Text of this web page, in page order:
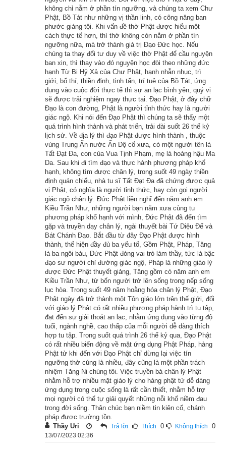
đến chỗ cậu bé. Cậu biết các thầy đến nhưng cứ nằm lỳ
chẳng chịu dậy, huống gì nói đến chuyện mời các thầy ngồi.
Ông trưởng giả thấy như vậy thì trong lòng buồn khổ, âu sầu
Khi ấy, đức Thế Tôn dùng tâm đại bi thương xót mà quán sát
hết thảy chúng sanh, thường đến những nơi khổ não mà
thuyết pháp độ sinh. Phật thấy ông trưởng giả vì thương con
mà âu sầu, khổ não, liền cùng với chư tỳ-kheo đi đến nhà ấy.
Khi Phật vừa bước vào nhà thì cậu bé lười nhác bỗng nhiên
vùng dậy, lấy ghế mời Phật ngồi. Cậu đối trước Phật lễ bái rồi
đứng hầu sang một bên.
Phật liền vì cậu bé mà thuyết pháp cho nghe, lại quở trách sự
lười nhác của cậu. Cậu bé nghe rồi tự biết hối cải, sanh lòng
tin sâu, kính ngưỡng Phật.
Bấy giờ, Phật trao cho cậu bé một cây gậy quý bằng gỗ
chiên-đàn, nói rằng: “Nếu ngươi chịu phát khởi lòng tinh tấn
chuyên cần, dùng gậy này mà gõ xuống, sẽ phát ra âm thanh
hay lạ. Người nghe được âm thanh ấy, có thể nhìn thấy trân
bảo, châu báu ẩn chứa trong lòng đất.”
Cậu bé nghe lời Phật dạy thì liền làm theo. Cậu lấy gậy mà gõ
xuống đất, nghe được những âm thanh hay lạ, nghe rồi liền
nhìn thấy được những trân bảo, châu báu nằm sâu trong lòng
đất. Cậu thấy được như vậy rồi thì hết sức vui mừng, liền tự
nghĩ rằng: “Ta nghe lời dạy của đức Thế Tôn, chỉ mới siêng
năng dụng công đôi chút mà đã được sự lợi ích chưa từng có,
huống hồ hết lòng siêng năng, chuyên cần mà làm việc.” Nghĩ
như vậy rồi, ít lâu sau cậu liền quyết định sẽ khởi sự lên
đường ra biển mà tìm trân bảo, châu báu. Vị thiếu niên ấy
truyền rao khắp thành Xá-vệ tuyển mộ người theo mình cùng
đi ra biển tìm trân bảo. Chàng tìm được rất nhiều châu báu, lại
không chỉ nằm ở phần tín ngưỡng, và chúng ta xem Chư
Phật, Bồ Tát như những vị thần linh, có công năng ban
phước giáng tội. Khi vấn đề thờ Phật được hiểu một
cách thực tế hơn, thì thờ không còn nằm ở phần tín
ngưỡng nữa, mà trở thành giá trị Đạo Đức học. Nếu
chúng ta thay đổi tư duy về việc thờ Phật để cầu nguyện
ban xin, thì thay vào đó nguyện học đòi theo những đức
hạnh Từ Bi Hỷ Xả của Chư Phật, hạnh nhẫn nhục, trì
giới, bố thí, thiền định, tinh tấn, trí tuệ của Bồ Tát, ứng
dụng vào cuộc đời thực tế thì sự an lạc bình yên, quý vị
sẽ được trải nghiệm ngay thực tại. Đạo Phật, ở đây chữ
Đạo là con đường, Phật là người tỉnh thức hay là người
giác ngộ. Khi nói đến Đạo Phật thì chúng ta sẽ thấy một
quá trình hình thành và phát triển, trải dài suốt 26 thế kỷ
lịch sử. Về địa lý thì đạo Phật được hình thành , thuộc
vùng Trung Ấn nước Ấn Độ cổ xưa, có một người tên là
Tất Đạt Đa, con của Vua Tịnh Phạm, mẹ là hoàng hậu Ma
Da. Sau khi đi tìm đạo và thực hành phương pháp khổ
hạnh, không tìm được chân lý, trong suốt 49 ngày thiền
định quán chiếu, nhà tu sĩ Tất Đạt Đa đã chứng được quả
vị Phật, có nghĩa là người tỉnh thức, hay còn gọi người
giác ngộ chân lý. Đức Phật liền nghĩ đến năm anh em
Kiều Trần Như, những người bạn năm xưa cùng tu
phương pháp khổ hạnh với mình, Đức Phật đã đến tìm
gặp và truyền dạy chân lý, ngài thuyết bài Tứ Diệu Đế và
Bát Chánh Đạo. Bắt đầu từ đây Đạo Phật được hình
thành, thể hiện đầy đủ ba yếu tố, Gồm Phật, Pháp, Tăng
là ba ngôi báu, Đức Phật đóng vai trò làm thầy, tức là bậc
đạo sư người chỉ đường giác ngộ, Pháp là những giáo lý
được Đức Phật thuyết giảng, Tăng gồm có năm anh em
Kiều Trần Như, từ bốn người trở lên sống trong nếp sống
lục hòa. Trong suốt 49 năm hoằng hóa chân lý Phật, Đạo
Phật ngày đã trở thành một Tôn giáo lớn trên thế giới, đối
với giáo lý Phật có rất nhiều phương pháp hành trì tu tập,
đạt đến sự giải thoát an lạc, nhằm ứng dụng vào từng độ
tuổi, ngành nghề, cao thấp của mỗi người dễ dàng thích
hợp tu tập. Trong suốt quá trình 26 thế kỷ qua, Đạo Phật
có rất nhiều biến động về mặt ứng dụng Phật Pháp, hàng
Phật tử khi đến với Đạo Phật chỉ dừng lại việc tín
ngưỡng thờ cúng là nhiều, đây cũng là một phần trách
nhiệm Tăng Ni chúng tôi. Việc truyền bá chân lý Phật
nhằm hỗ trợ nhiều mặt giáo lý cho hàng phật tử dễ dàng
ứng dụng trong cuộc sống là rất cần thiết, nhằm hỗ trợ
mọi người có thể tự giải quyết những nỗi khổ niềm đau
trong đời sống. Thân chúc bạn niềm tin kiên cố, chánh
pháp được trường tồn.
Thầy Uri
Trả lời Thích 0 Không thích 0
13/07/2023 02:36